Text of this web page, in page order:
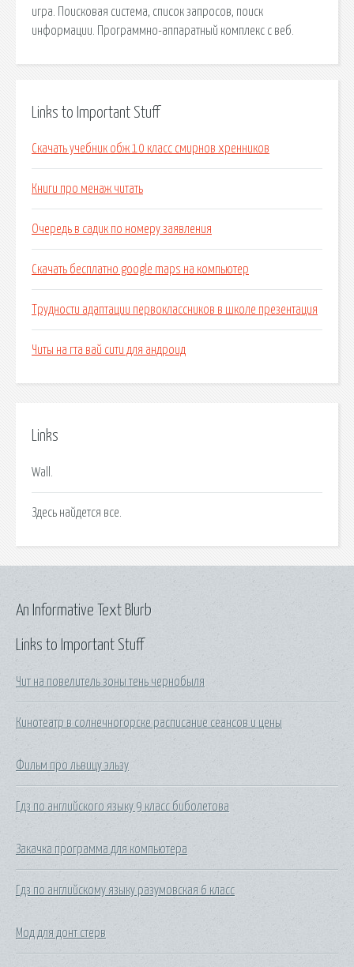
игра. Поисковая сиcтема, список запросов, поиск
информации. Программно-аппаратный комплекс с веб.
Links to Important Stuff
Скачать учебник обж 10 класс смирнов хренников
Книги про менаж читать
Очередь в садик по номеру заявления
Скачать бесплатно google maps на компьютер
Трудности адаптации первоклассников в школе презентация
Читы на гта вай сити для андроид
Links
Wall.
Здесь найдется все.
Links to Important Stuff
Чит на повелитель зоны тень чернобыля
Кинотеатр в солнечногорске расписание сеансов и цены
Фильм про львицу эльзу
Гдз по английского языку 9 класс биболетова
Закачка программа для компьютера
Гдз по английскому языку разумовская 6 класс
Мод для донт стерв
An Informative Text Blurb